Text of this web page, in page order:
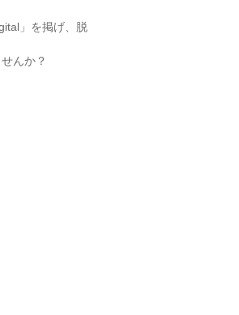
」を掲げ、脱
んか？